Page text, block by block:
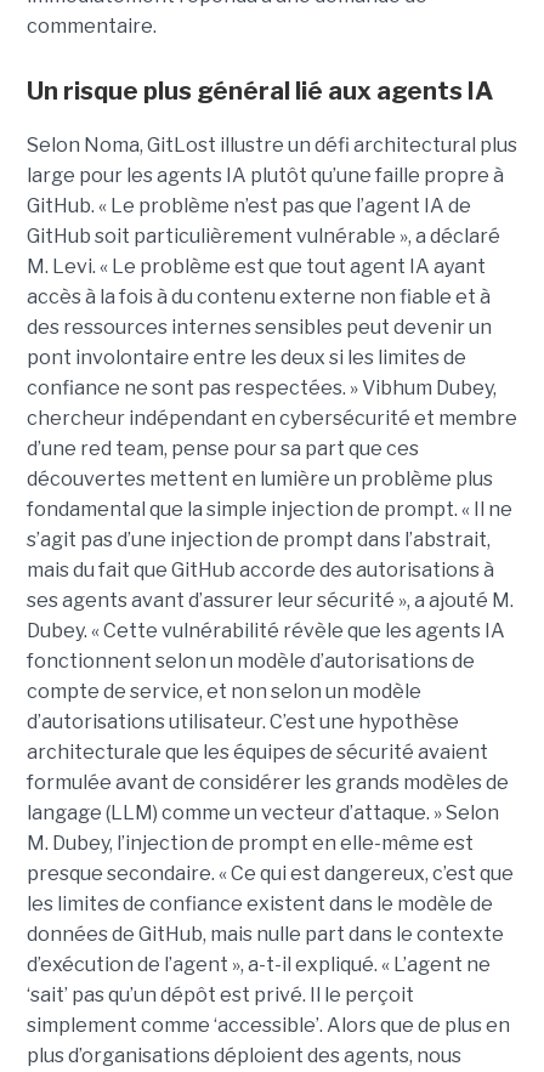
commentaire.
Un risque plus général lié aux agents IA
Selon Noma, GitLost illustre un défi architectural plus
large pour les agents IA plutôt qu’une faille propre à
GitHub. « Le problème n’est pas que l’agent IA de
GitHub soit particulièrement vulnérable », a déclaré
M. Levi. « Le problème est que tout agent IA ayant
accès à la fois à du contenu externe non fiable et à
des ressources internes sensibles peut devenir un
pont involontaire entre les deux si les limites de
confiance ne sont pas respectées. » Vibhum Dubey,
chercheur indépendant en cybersécurité et membre
d’une red team, pense pour sa part que ces
découvertes mettent en lumière un problème plus
fondamental que la simple injection de prompt. « Il ne
s’agit pas d’une injection de prompt dans l’abstrait,
mais du fait que GitHub accorde des autorisations à
ses agents avant d’assurer leur sécurité », a ajouté M.
Dubey. « Cette vulnérabilité révèle que les agents IA
fonctionnent selon un modèle d’autorisations de
compte de service, et non selon un modèle
d’autorisations utilisateur. C’est une hypothèse
architecturale que les équipes de sécurité avaient
formulée avant de considérer les grands modèles de
langage (LLM) comme un vecteur d’attaque. » Selon
M. Dubey, l’injection de prompt en elle-même est
presque secondaire. « Ce qui est dangereux, c’est que
les limites de confiance existent dans le modèle de
données de GitHub, mais nulle part dans le contexte
d’exécution de l’agent », a-t-il expliqué. « L’agent ne
‘sait’ pas qu’un dépôt est privé. Il le perçoit
simplement comme ‘accessible’. Alors que de plus en
plus d’organisations déploient des agents, nous